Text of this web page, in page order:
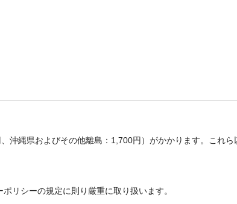
縄県およびその他離島：1,700円）がかかります。これ
リシーの規定に則り厳重に取り扱います。